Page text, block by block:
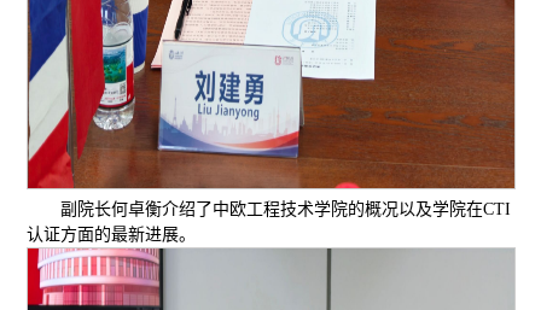
副院长何卓衡介绍了中欧工程技术学院的概况以及学院在CTI
认证方面的最新进展。